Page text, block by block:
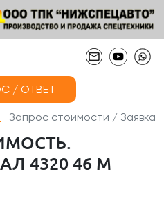
/ ОТВЕТ
Запрос стоимости / Заявка
4320 46 М